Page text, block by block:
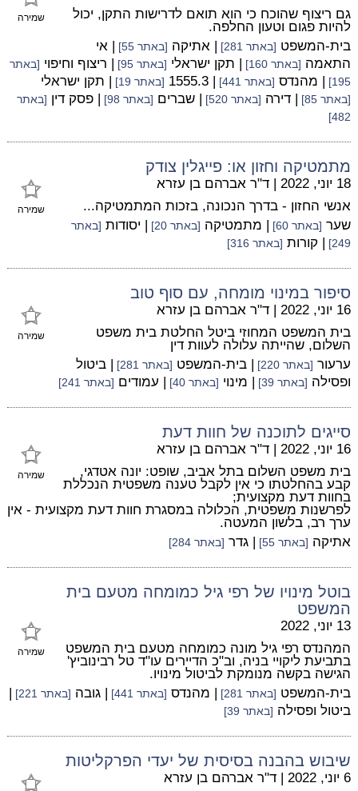
שמירה
גם ריצוף שהוכח כי הוא תואם לדרישות התקן, יכול
להיות פגום וטעון החלפה.
בית-המשפט [באתר 281] | אתיקה [באתר 55]
| אי
התאמה [באתר 160] | תקן ישראלי [באתר 95] | ריצוף וחיפוי [באתר
195]
| מהנדס [באתר 441] | 1555.3 [באתר 19] | תקן ישראלי
[באתר 85] | דירה [באתר 520] | שברים [באתר 98] | פסק דין [באתר
482]
מתמטיקה וחזון או: פייגלין צודק
שמירה
18 יוני, 2022 | ד"ר אברהם בן עזרא
אנשי החזון - בדרך הנכונה, בזכות המתמטיקה...
שער [באתר 60] | מתמטיקה [באתר 20] | יסודות [באתר
249]
| קורות [באתר 316]
סיפור במינוי מומחה, עם סוף טוב
שמירה
16 יוני, 2022 | ד"ר אברהם בן עזרא
בית המשפט המחוזי ביטל החלטת בית משפט
השלום, שהייתה עלולה לעוות דין
ערעור [באתר 220] | בית-המשפט [באתר 281]
| ביטול
ופסילה [באתר 39] | מינוי [באתר 40] | עמודים [באתר 241]
סייגים לתוכנה של חוות דעת
שמירה
16 יוני, 2022 | ד"ר אברהם בן עזרא
בית משפט השלום בתל אביב, שופט: יונה אטדגי,
קבע בהחלטתו כי אין לקבל טענה משפטית הנכללת
בחוות דעת מקצועית;
לפרשנות משפטית, הכלולה במסגרת חוות דעת מקצועית - אין
ערך רב, בלשון המעטה.
אתיקה [באתר 55] | גדר [באתר 284]
בוטל מינויו של רפי גיל כמומחה מטעם בית
המשפט
שמירה
13 יוני, 2022
המהנדס רפי גיל מונה כמומחה מטעם בית המשפט
בתביעת ליקויי בניה, וב"כ הדיירים עו"ד טל רבינוביץ'
הגישה בקשה מנומקת לביטול מינויו.
בית-המשפט [באתר 281] | מהנדס [באתר 441] | גובה [באתר 221]
|
ביטול ופסילה [באתר 39]
שיבוש בהבנה בסיסית של יעדי הפרקליטות
6 יוני, 2022 | ד"ר אברהם בן עזרא